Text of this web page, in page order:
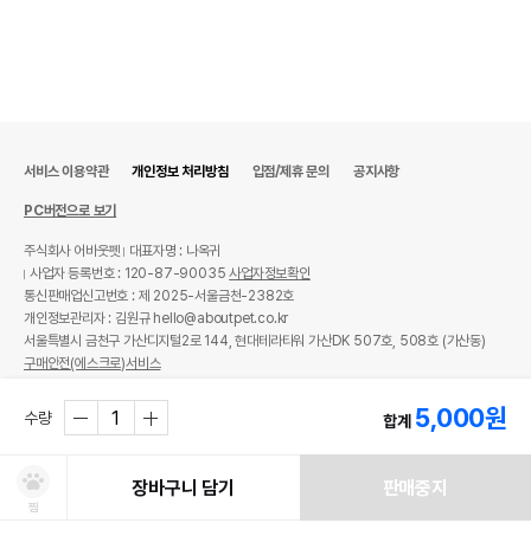
수량 합계 5,000원
찜
장바구니 담기 판매중지
서비스 이용약관 개인정보 처리방침 입점/제휴 문의 공지사항
PC버전으로 보기
주식회사 어바웃펫
대표자명 : 나옥귀
사업자 등록번호 : 120-87-90035사업자정보확인
통신판매업신고번호 : 제 2025-서울금천-2382호
개인정보관리자 : 김원규 hello@aboutpet.co.kr
서울특별시 금천구 가산디지털2로 144, 현대테라타워 가산DK 507호, 508호 (가산동)
구매안전(에스크로)서비스